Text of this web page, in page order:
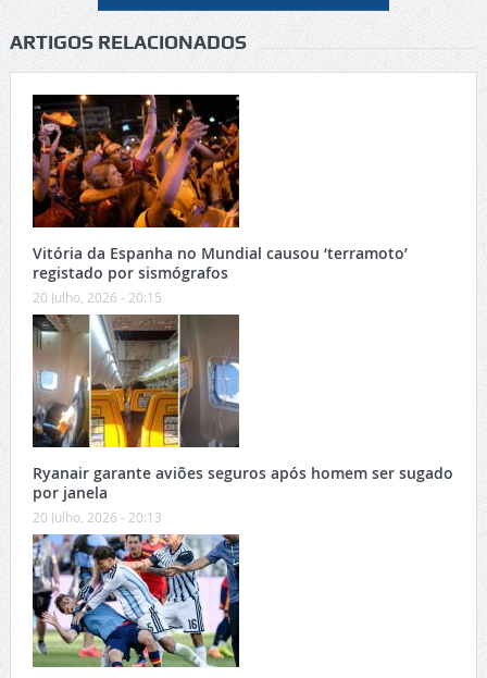
ARTIGOS RELACIONADOS
Vitória da Espanha no Mundial causou ‘terramoto’
registado por sismógrafos
20 Julho, 2026 - 20:15
Ryanair garante aviões seguros após homem ser sugado
por janela
20 Julho, 2026 - 20:13